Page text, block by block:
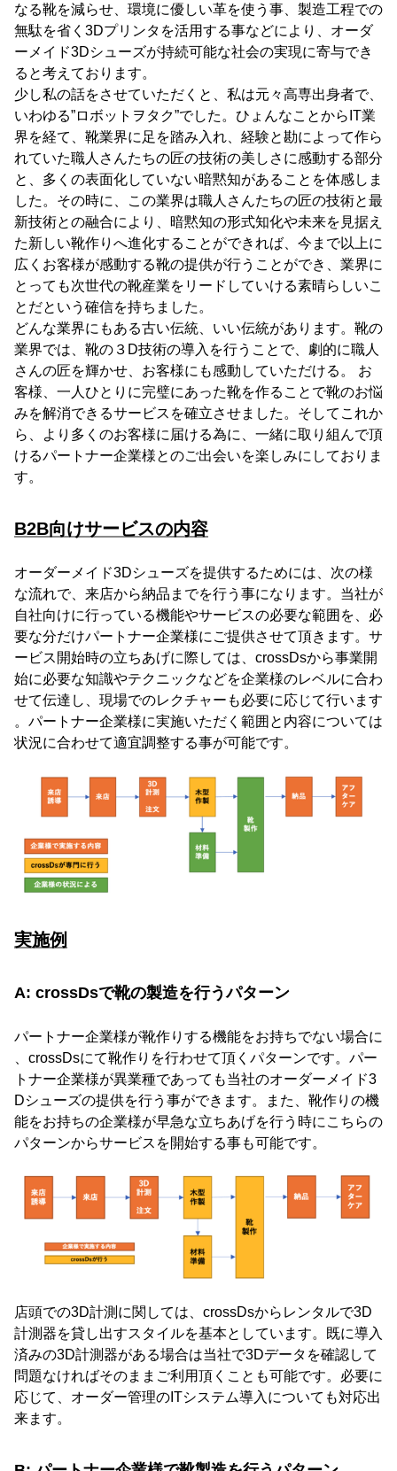
なる靴を減らせ、環境に優しい革を使う事、製造工程での
無駄を省く3Dプリンタを活用する事などにより、オーダ
ーメイド3Dシューズが持続可能な社会の実現に寄与でき
ると考えております。
少し私の話をさせていただくと、私は元々高専出身者で、
いわゆる”ロボットヲタク”でした。ひょんなことからIT業
界を経て、靴業界に足を踏み入れ、経験と勘によって作ら
れていた職人さんたちの匠の技術の美しさに感動する部分
と、多くの表面化していない暗黙知があることを体感しま
した。その時に、この業界は職人さんたちの匠の技術と最
新技術との融合により、暗黙知の形式知化や未来を見据え
た新しい靴作りへ進化することができれば、今まで以上に
広くお客様が感動する靴の提供が行うことができ、業界に
とっても次世代の靴産業をリードしていける素晴らしいこ
とだという確信を持ちました。
どんな業界にもある古い伝統、いい伝統があります。靴の
業界では、靴の３D技術の導入を行うことで、劇的に職人
さんの匠を輝かせ、お客様にも感動していただける。 お
客様、一人ひとりに完璧にあった靴を作ることで靴のお悩
みを解消できるサービスを確立させました。そしてこれか
ら、より多くのお客様に届ける為に、一緒に取り組んで頂
けるパートナー企業様とのご出会いを楽しみにしておりま
す。
B2B向けサービスの内容
オーダーメイド3Dシューズを提供するためには、次の様
な流れで、来店から納品までを行う事になります。当社が
自社向けに行っている機能やサービスの必要な範囲を、必
要な分だけパートナー企業様にご提供させて頂きます。サ
ービス開始時の立ちあげに際しては、crossDsから事業開
始に必要な知識やテクニックなどを企業様のレベルに合わ
せて伝達し、現場でのレクチャーも必要に応じて行います
。パートナー企業様に実施いただく範囲と内容については
状況に合わせて適宜調整する事が可能です。
実施例
A: crossDsで靴の製造を行うパターン
パートナー企業様が靴作りする機能をお持ちでない場合に
、crossDsにて靴作りを行わせて頂くパターンです。パー
トナー企業様が異業種であっても当社のオーダーメイド3
Dシューズの提供を行う事ができます。また、靴作りの機
能をお持ちの企業様が早急な立ちあげを行う時にこちらの
パターンからサービスを開始する事も可能です。
店頭での3D計測に関しては、crossDsからレンタルで3D
計測器を貸し出すスタイルを基本としています。既に導入
済みの3D計測器がある場合は当社で3Dデータを確認して
問題なければそのままご利用頂くことも可能です。必要に
応じて、オーダー管理のITシステム導入についても対応出
来ます。